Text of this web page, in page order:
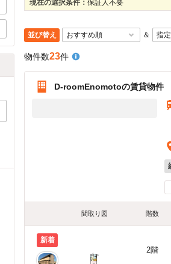
現在の選択条件： 保証人不要
並び替え ＆
物件数23件
D-roomEnomotoの賃貸物件
間取り図 階数
新着
2階